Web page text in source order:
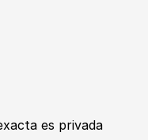
es privada